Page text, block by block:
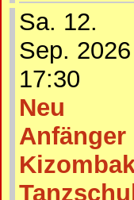
Sa. 12.
Sep. 2026
17:30
Neu
Anfänger